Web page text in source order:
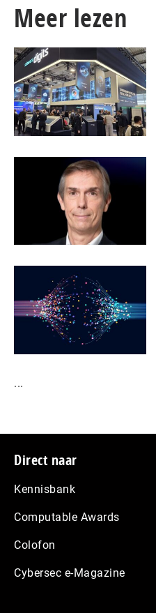
Meer lezen
...
Footer
Direct naar
Kennisbank
Computable Awards
Colofon
Cybersec e-Magazine